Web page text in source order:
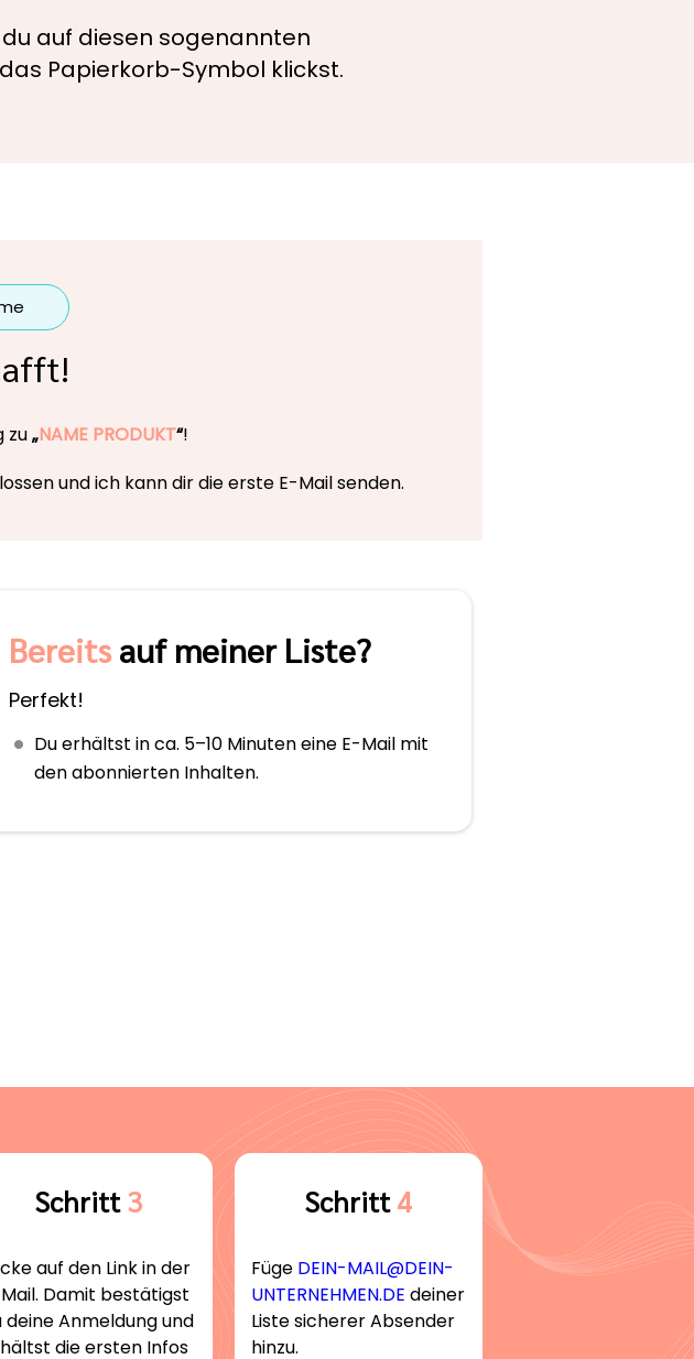
auf diesen sogenannten
Papierkorb-Symbol klickst.
zu„NAME PRODUKT“!
und ich kann dir die erste E-Mail senden.
Bereitsauf meiner Liste?
Perfekt!
Du erhältst in ca. 5–10 Minuten eine E-Mail mit
den abonnierten Inhalten.
Schritt3
auf den Link in der
Damit bestätigst
deine Anmeldung und
die ersten Infos
Schritt4
Füge DEIN-MAIL@DEIN-
UNTERNEHMEN.DE deiner
Liste sicherer Absender
hinzu.